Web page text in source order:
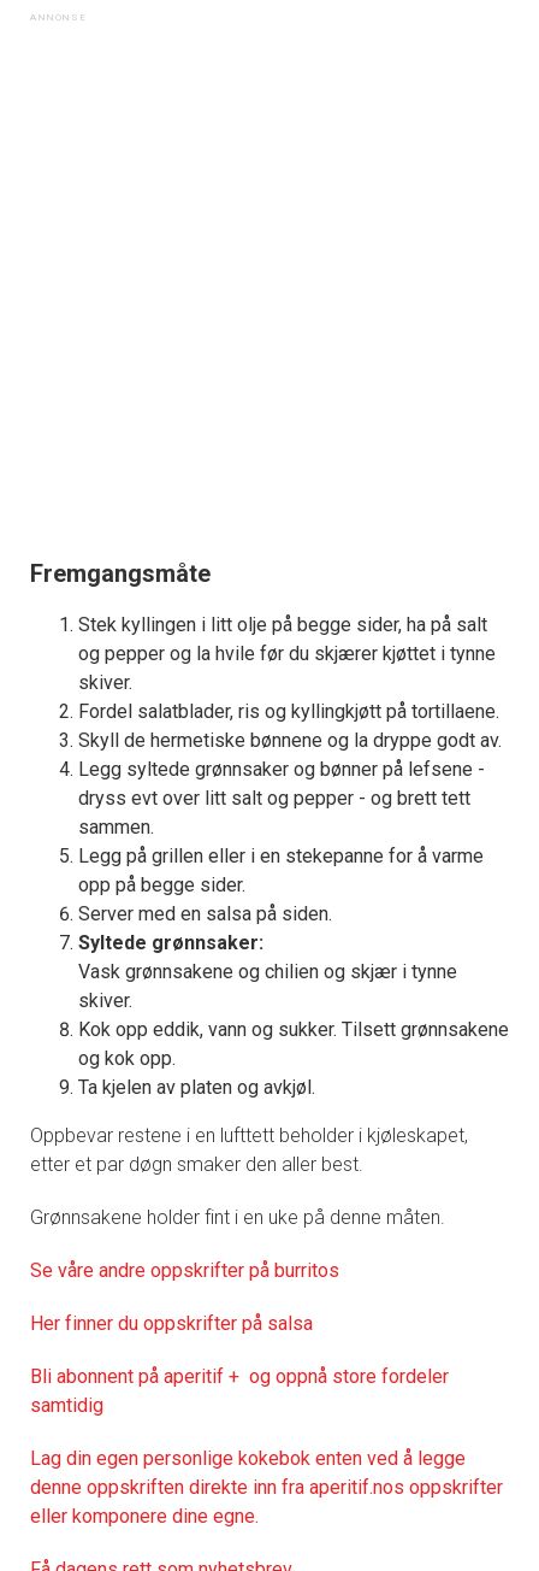
Fremgangsmåte
Stek kyllingen i litt olje på begge sider, ha på salt
og pepper og la hvile før du skjærer kjøttet i tynne
skiver.
Fordel salatblader, ris og kyllingkjøtt på tortillaene.
Skyll de hermetiske bønnene og la dryppe godt av.
Legg syltede grønnsaker og bønner på lefsene -
dryss evt over litt salt og pepper - og brett tett
sammen.
Legg på grillen eller i en stekepanne for å varme
opp på begge sider.
Server med en salsa på siden.
Syltede grønnsaker:
Vask grønnsakene og chilien og skjær i tynne
skiver.
Kok opp eddik, vann og sukker. Tilsett grønnsakene
og kok opp.
Ta kjelen av platen og avkjøl.
Oppbevar restene i en lufttett beholder i kjøleskapet,
etter et par døgn smaker den aller best.
Grønnsakene holder fint i en uke på denne måten.
Se våre andre oppskrifter på burritos
Her finner du oppskrifter på salsa
Bli abonnent på aperitif + og oppnå store fordeler
samtidig
Lag din egen personlige kokebok enten ved å legge
denne oppskriften direkte inn fra aperitif.nos oppskrifter
eller komponere dine egne.